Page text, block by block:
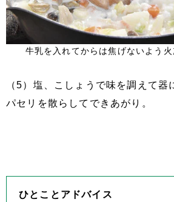
牛乳を入れてからは焦げないよう火
（5）塩、こしょうで味を調えて器
パセリを散らしてできあがり。
ひとことアドバイス